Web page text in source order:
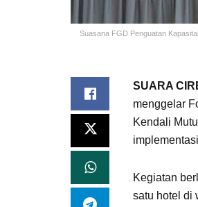
Suasana FGD Penguatan
SUARA
menggelar
Kendali
Kegiatan
satu hotel di